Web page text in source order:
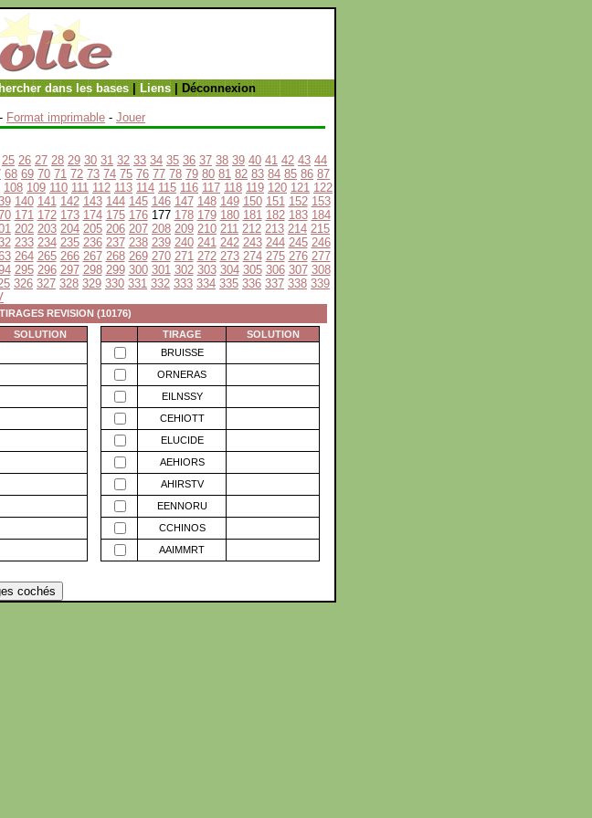
dans les bases| Liens| Déconnexion
- Format imprimable - Jouer
25 26 27 28 29 30 31 32 33 34 35 36 37 38 39 40 41 42 43 44
68 69 70 71 72 73 74 75 76 77 78 79 80 81 82 83 84 85 86 87
108 109 110 111 112 113 114 115 116 117 118 119 120 121 122
140 141 142 143 144 145 146 147 148 149 150 151 152 153
171 172 173 174 175 176177 178 179 180 181 182 183 184
202 203 204 205 206 207 208 209 210 211 212 213 214 215
233 234 235 236 237 238 239 240 241 242 243 244 245 246
264 265 266 267 268 269 270 271 272 273 274 275 276 277
295 296 297 298 299 300 301 302 303 304 305 306 307 308
326 327 328 329 330 331 332 333 334 335 336 337 338 339
TIRAGES REVISION (10176)
SOLUTION
TIRAGE
SOLUTION
BRUISSE
ORNERAS
EILNSSY
CEHIOTT
ELUCIDE
AEHIORS
AHIRSTV
EENNORU
CCHINOS
AAIMMRT